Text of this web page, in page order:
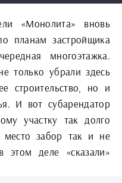
«Монолита» вновь
планам застройщика
многоэтажка.
только убрали здесь
строительство, но и
И вот субарендатор
участку так долго
место забор так и не
этом деле «сказали»